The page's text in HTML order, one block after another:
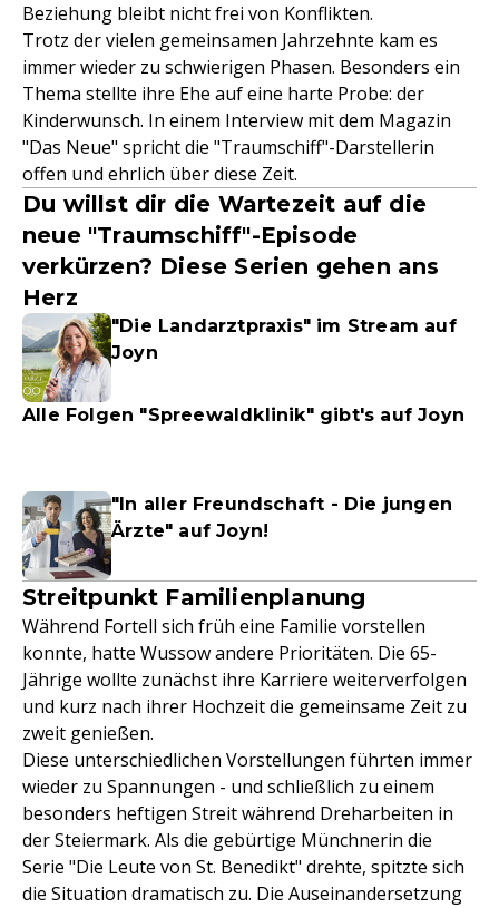
Beziehung bleibt nicht frei von Konflikten.
Trotz der vielen gemeinsamen Jahrzehnte kam es
immer wieder zu schwierigen Phasen. Besonders ein
Thema stellte ihre Ehe auf eine harte Probe: der
Kinderwunsch. In einem Interview mit dem Magazin
"Das Neue" spricht die "Traumschiff"-Darstellerin
offen und ehrlich über diese Zeit.
Du willst dir die Wartezeit auf die
neue "Traumschiff"-Episode
verkürzen? Diese Serien gehen ans
Herz
"Die Landarztpraxis" im Stream auf
Joyn
Alle Folgen "Spreewaldklinik" gibt's auf Joyn
"In aller Freundschaft - Die jungen
Ärzte" auf Joyn!
Streitpunkt Familienplanung
Während Fortell sich früh eine Familie vorstellen
konnte, hatte Wussow andere Prioritäten. Die 65-
Jährige wollte zunächst ihre Karriere weiterverfolgen
und kurz nach ihrer Hochzeit die gemeinsame Zeit zu
zweit genießen.
Diese unterschiedlichen Vorstellungen führten immer
wieder zu Spannungen - und schließlich zu einem
besonders heftigen Streit während Dreharbeiten in
der Steiermark. Als die gebürtige Münchnerin die
Serie "Die Leute von St. Benedikt" drehte, spitzte sich
die Situation dramatisch zu. Die Auseinandersetzung